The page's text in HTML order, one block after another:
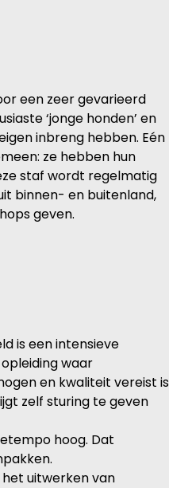
een zeer gevarieerd
‘jonge honden’ en
inbreng hebben. Eén
ze hebben hun
staf wordt regelmatig
binnen- en buitenland,
geven.
is een intensieve
waar
en kwaliteit vereist is
zelf sturing te geven
hoog. Dat
uitwerken van